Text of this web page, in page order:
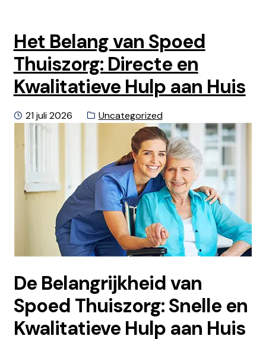
Het Belang van Spoed
Thuiszorg: Directe en
Kwalitatieve Hulp aan Huis
Geplaatst
op
21 juli 2026 Categorie:
Uncategorized
De Belangrijkheid van
Spoed Thuiszorg: Snelle en
Kwalitatieve Hulp aan Huis